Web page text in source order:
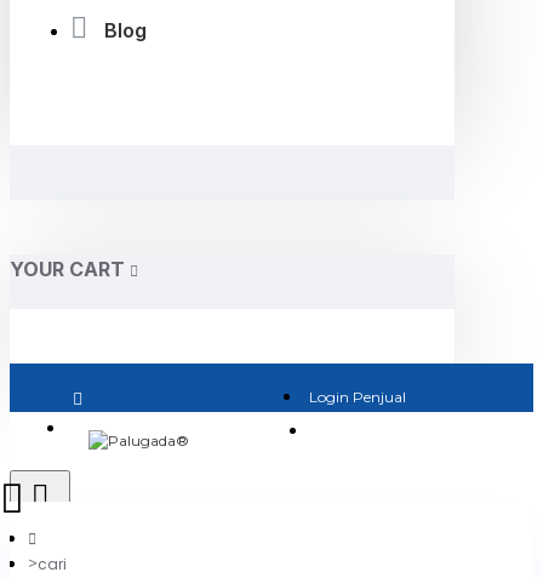
Blog
YOUR CART
Login Penjual
cari